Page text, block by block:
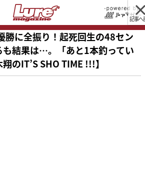
記事へ
に全振り！起死回生の48セン
も結果は…。「あと1本釣ってい
のIT’S SHO TIME !!!】